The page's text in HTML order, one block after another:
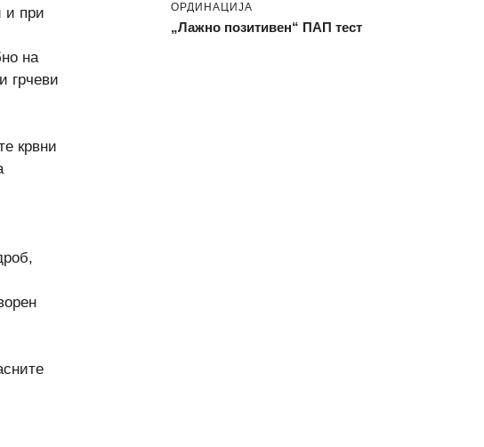
и при
на
грчеви
крвни
ОРДИНАЦИЈА
„Лажно позитивен“ ПАП тест